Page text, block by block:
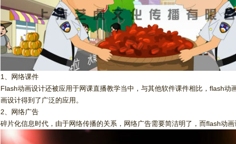
1、网络课件
Flash动画设计还被应用于网课直播教学当中，与其他软件课件相比，flash
画设计得到了广泛的应用。
2、网络广告
碎片化信息时代，由于网络传播的关系，网络广告需要简洁明了，而flash动画